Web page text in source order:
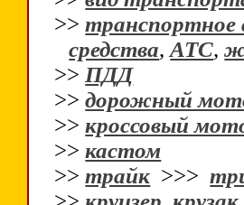
>>транспортное
средства,АТС,
>> ПДД
>>дорожный
>>кроссовый
>>кастом
>>трайк >>>